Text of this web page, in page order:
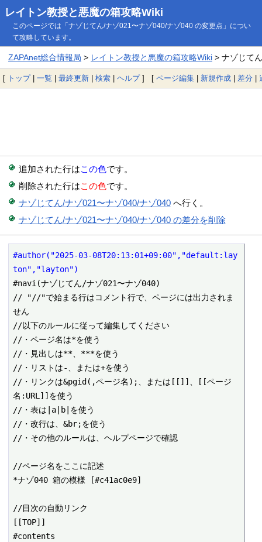
レイトン教授と悪魔の箱攻略Wiki
このページでは「ナゾじてん/ナゾ021〜ナゾ040/ナゾ040 の変更点」につい
て攻略しています。
ZAPAnet総合情報局 > レイトン教授と悪魔の箱攻略Wiki> ナゾじて
[ トップ| 一覧 | 最終更新 | 検索 | ヘルプ] [ ページ編集 | 新規作成 | 差分 |
追加された行はこの色です。
削除された行はこの色です。
ナゾじてん/ナゾ021〜ナゾ040/ナゾ040へ行く。
ナゾじてん/ナゾ021〜ナゾ040/ナゾ040 の差分を削除
#author("2025-03-08T20:13:01+09:00","default:lay
ton","layton")
#navi(ナゾじてん/ナゾ021〜ナゾ040)
// "//"で始まる行はコメント行で、ページには出力されま
せん
//以下のルールに従って編集してください
//・ページ名は*を使う
//・見出しは**、***を使う
//・リストは-、または+を使う
//・リンクは&pgid(,ページ名);、または[[]]、[[ページ
名:URL]]を使う
//・表は|a|b|を使う
//・改行は、&br;を使う
//・その他のルールは、ヘルプページで確認
//ページ名をここに記述
*ナゾ040 箱の模様 [#c41ac0e9]
//目次の自動リンク
[[TOP]]
#contents